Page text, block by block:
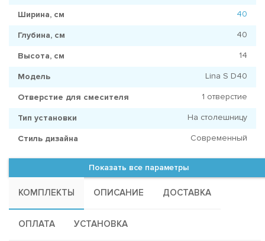
Ширина, см 40
Глубина, см 40
Высота, см 14
Модель Lina S D40
Отверстие для смесителя 1 отверстие
Тип установки На столешницу
Стиль дизайна Современный
Показать все параметры
КОМПЛЕКТЫ ОПИСАНИЕ ДОСТАВКА
ОПЛАТА УСТАНОВКА